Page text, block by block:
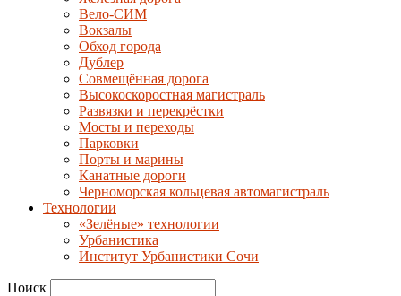
Вело-СИМ
Вокзалы
Обход города
Дублер
Совмещённая дорога
Высокоскоростная магистраль
Развязки и перекрёстки
Мосты и переходы
Парковки
Порты и марины
Канатные дороги
Черноморская кольцевая автомагистраль
Технологии
«Зелёные» технологии
Урбанистика
Институт Урбанистики Сочи
Поиск